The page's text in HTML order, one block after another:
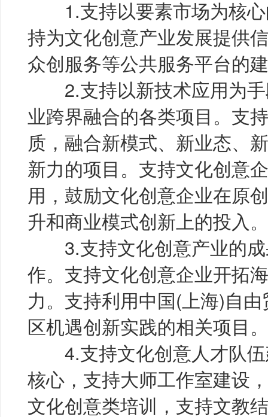
1.支持以要素市场为核心
持为文化创意产业发展提供
众创服务等公共服务平台的
2.支持以新技术应用为手
业跨界融合的各类项目。支
质，融合新模式、新业态、
新力的项目。支持文化创意
用，鼓励文化创意企业在原
升和商业模式创新上的投入。
3.支持文化创意产业的成
作。支持文化创意企业开拓
力。支持利用中国(上海)自
区机遇创新实践的相关项目。
4.支持文化创意人才队伍
核心，支持大师工作室建设
文化创意类培训，支持文教